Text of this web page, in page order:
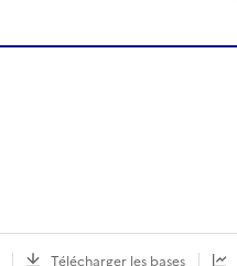
Télécharger les bases